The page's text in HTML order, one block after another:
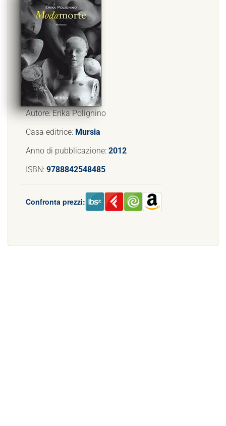
Autore: Erika Polignino
Casa editrice: Mursia
Anno di pubblicazione: 2012
ISBN: 9788842548485
Confronta prezzi: